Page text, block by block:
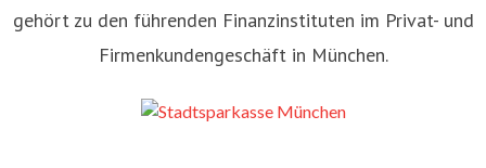
gehört zu den führenden Finanzinstituten im Privat- und
Firmenkundengeschäft in München.